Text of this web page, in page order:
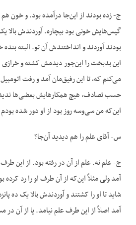
ج- زده بودند از این‌جا درآمده بود. و خون هم
گیس‌هایش خونی بود بیچاره. آوردندش بالا
بودند آوردند و انداختندش آن تو. البته
این بدبخت را این‌جور دیدمش کشته و
می‌کنم که، تا این رفیق‌مان آمد و رفت اتومبیل
حسب تصادف، ‌هیچ همکار‌هایش بعضی‌ها
این‌که من سی‌وسه روز بود از او دور شده
س- آقای علم را هم دیدید آن‌جا؟
ج- علم نه. علم از آن در رفته بود. از این طرف
آمد ولی مثلاً این‌که از آن طرف او را رد کرده
شاید تا او را کشتند و آوردندش بالا یک ده
آمد اصلاً از این طرف علم نیامد. یا از آن در